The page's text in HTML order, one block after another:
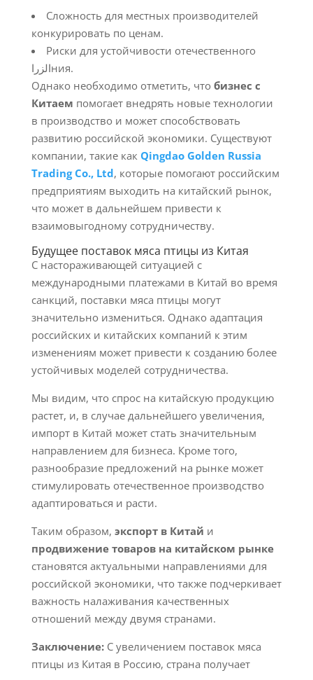
Сложность для местных производителей
конкурировать по ценам.
Риски для устойчивости отечественного
الزراния.
Однако необходимо отметить, что бизнес с
Китаем помогает внедрять новые технологии
в производство и может способствовать
развитию российской экономики. Существуют
компании, такие как Qingdao Golden Russia
Trading Co., Ltd, которые помогают российским
предприятиям выходить на китайский рынок,
что может в дальнейшем привести к
взаимовыгодному сотрудничеству.
Будущее поставок мяса птицы из Китая
С настораживающей ситуацией с
международными платежами в Китай во время
санкций, поставки мяса птицы могут
значительно измениться. Однако адаптация
российских и китайских компаний к этим
изменениям может привести к созданию более
устойчивых моделей сотрудничества.
Мы видим, что спрос на китайскую продукцию
растет, и, в случае дальнейшего увеличения,
импорт в Китай может стать значительным
направлением для бизнеса. Кроме того,
разнообразие предложений на рынке может
стимулировать отечественное производство
адаптироваться и расти.
Таким образом, экспорт в Китай и
продвижение товаров на китайском рынке
становятся актуальными направлениями для
российской экономики, что также подчеркивает
важность налаживания качественных
отношений между двумя странами.
Заключение:С увеличением поставок мяса
птицы из Китая в Россию, страна получает